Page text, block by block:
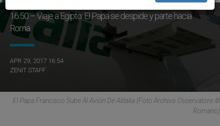
16:50 – Viaje a Egipto: El Papa se despide y parte hacia
Roma
APR 29, 2017 16:54
ZENIT STAFF
El Papa Francisco Sube Al Avión De Alitalia (Foto Archivo Osservatore ©
Romano)